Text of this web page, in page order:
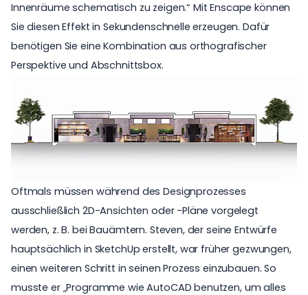
Innenräume schematisch zu zeigen.“ Mit Enscape können
Sie diesen Effekt in Sekundenschnelle erzeugen. Dafür
benötigen Sie eine Kombination aus orthografischer
Perspektive und Abschnittsbox.
Oftmals müssen während des Designprozesses
ausschließlich 2D-Ansichten oder -Pläne vorgelegt
werden, z. B. bei Bauämtern. Steven, der seine Entwürfe
hauptsächlich in SketchUp erstellt, war früher gezwungen,
einen weiteren Schritt in seinen Prozess einzubauen. So
musste er „Programme wie AutoCAD benutzen, um alles